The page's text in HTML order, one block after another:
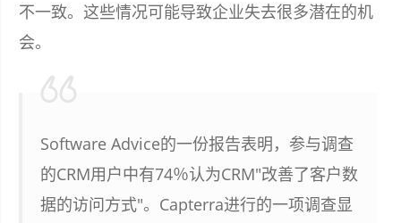
不一致。这些情况可能导致企业失去很多潜在的机
会。
Software Advice的一份报告表明，参与调查
的CRM用户中有74％认为CRM"改善了客户数
据的访问方式"。Capterra进行的一项调查显